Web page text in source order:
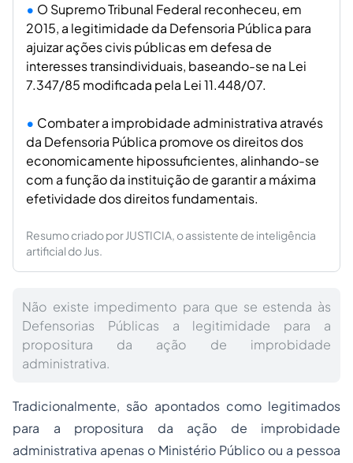
O Supremo Tribunal Federal reconheceu, em
2015, a legitimidade da Defensoria Pública para
ajuizar ações civis públicas em defesa de
interesses transindividuais, baseando-se na Lei
7.347/85 modificada pela Lei 11.448/07.
Combater a improbidade administrativa através
da Defensoria Pública promove os direitos dos
economicamente hipossuficientes, alinhando-se
com a função da instituição de garantir a máxima
efetividade dos direitos fundamentais.
Resumo criado por JUSTICIA, o assistente de inteligência
artificial do Jus.
Não existe impedimento para que se estenda às
Defensorias Públicas a legitimidade para a
propositura da ação de improbidade
administrativa.
Tradicionalmente, são apontados como legitimados
para a propositura da ação de improbidade
administrativa apenas o Ministério Público ou a pessoa